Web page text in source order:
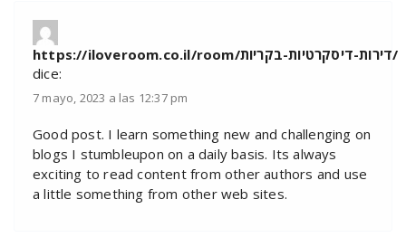
https://iloveroom.co.il/room/דירות-דיסקרטיות-בקריות/
dice:
7 mayo, 2023 a las 12:37 pm
Good post. I learn something new and challenging on
blogs I stumbleupon on a daily basis. Its always
exciting to read content from other authors and use
a little something from other web sites.